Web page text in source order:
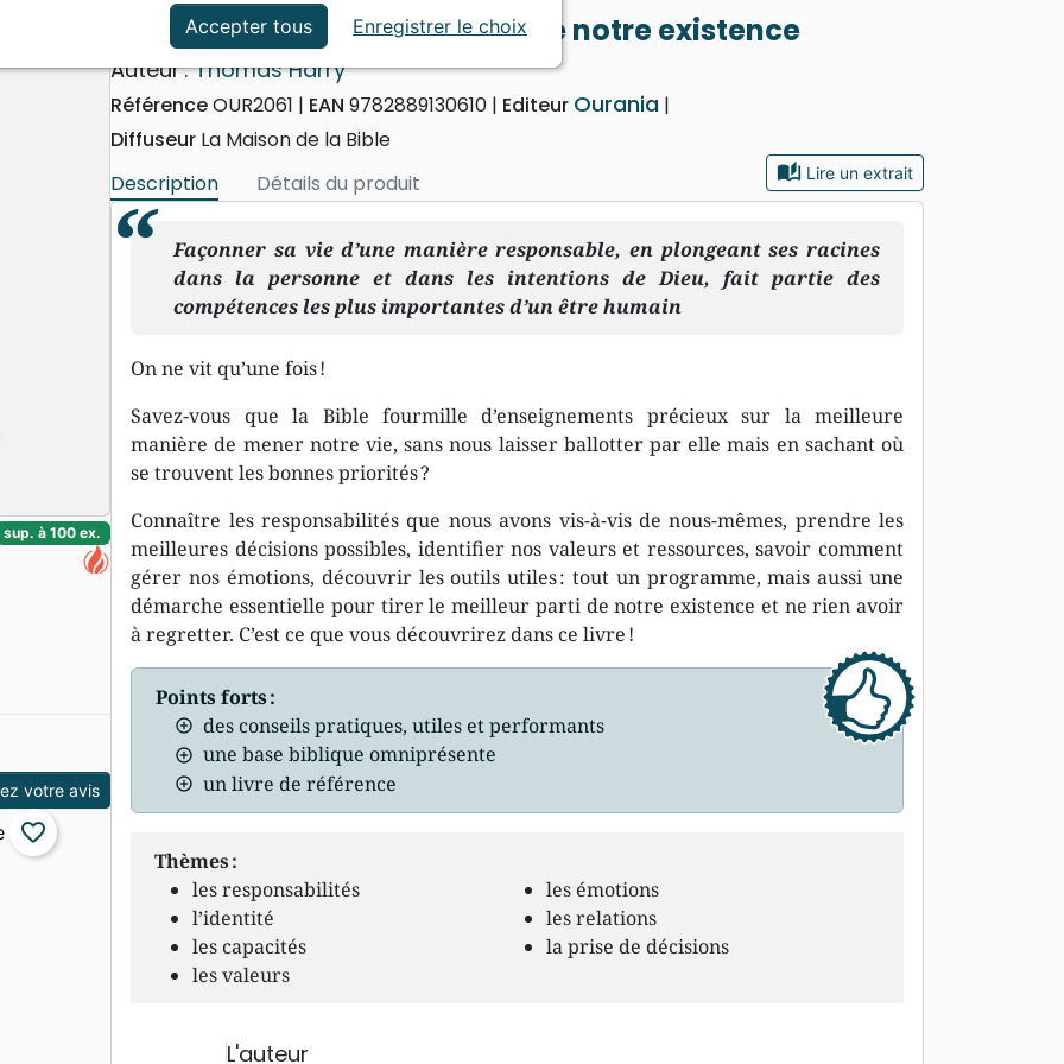
Événements actuels
L'Art de tirer le meilleur parti de notre existence
Auteur :Thomas Härry
RéférenceOUR2061 EAN 9782889130610 Editeur Ourania
Diffuseur La Maison de la Bible
Description
Détails du produit auto_stories Lire un extrait
Façonner sa vie d’une manière responsable, en plongeant ses racines
dans la personne et dans les intentions de Dieu, fait partie des
compétences les plus importantes d’un être humain
On ne vit qu’une fois !
Savez-vous que la Bible fourmille d’enseignements précieux sur la meilleure
manière de mener notre vie, sans nous laisser ballotter par elle mais en sachant où
se trouvent les bonnes priorités ?
Connaître les responsabilités que nous avons vis-à-vis de nous-mêmes, prendre les
meilleures décisions possibles, identifier nos valeurs et ressources, savoir comment
gérer nos émotions, découvrir les outils utiles : tout un programme, mais aussi une
démarche essentielle pour tirer le meilleur parti de notre existence et ne rien avoir
à regretter. C’est ce que vous découvrirez dans ce livre !
Points forts :
des conseils pratiques, utiles et performants
une base biblique omniprésente
un livre de référence
Thèmes :
les responsabilités
l’identité
les capacités
les valeurs
les émotions
les relations
la prise de décisions
L'auteur
sup. à 100 ex.
votre avis
favorite_border
Accepter tous Enregistrer le choix